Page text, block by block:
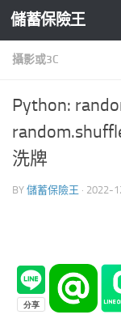
Skip to content
儲蓄保險王
攝影或3C
Python:
洗牌
BY 儲蓄保險王 · 2022-